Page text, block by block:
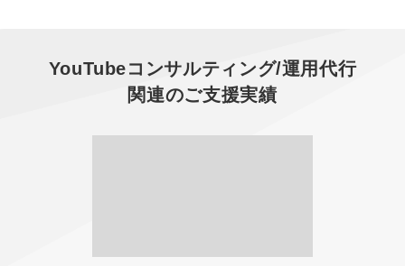
YouTubeコンサルティング/運用代行
関連のご支援実績